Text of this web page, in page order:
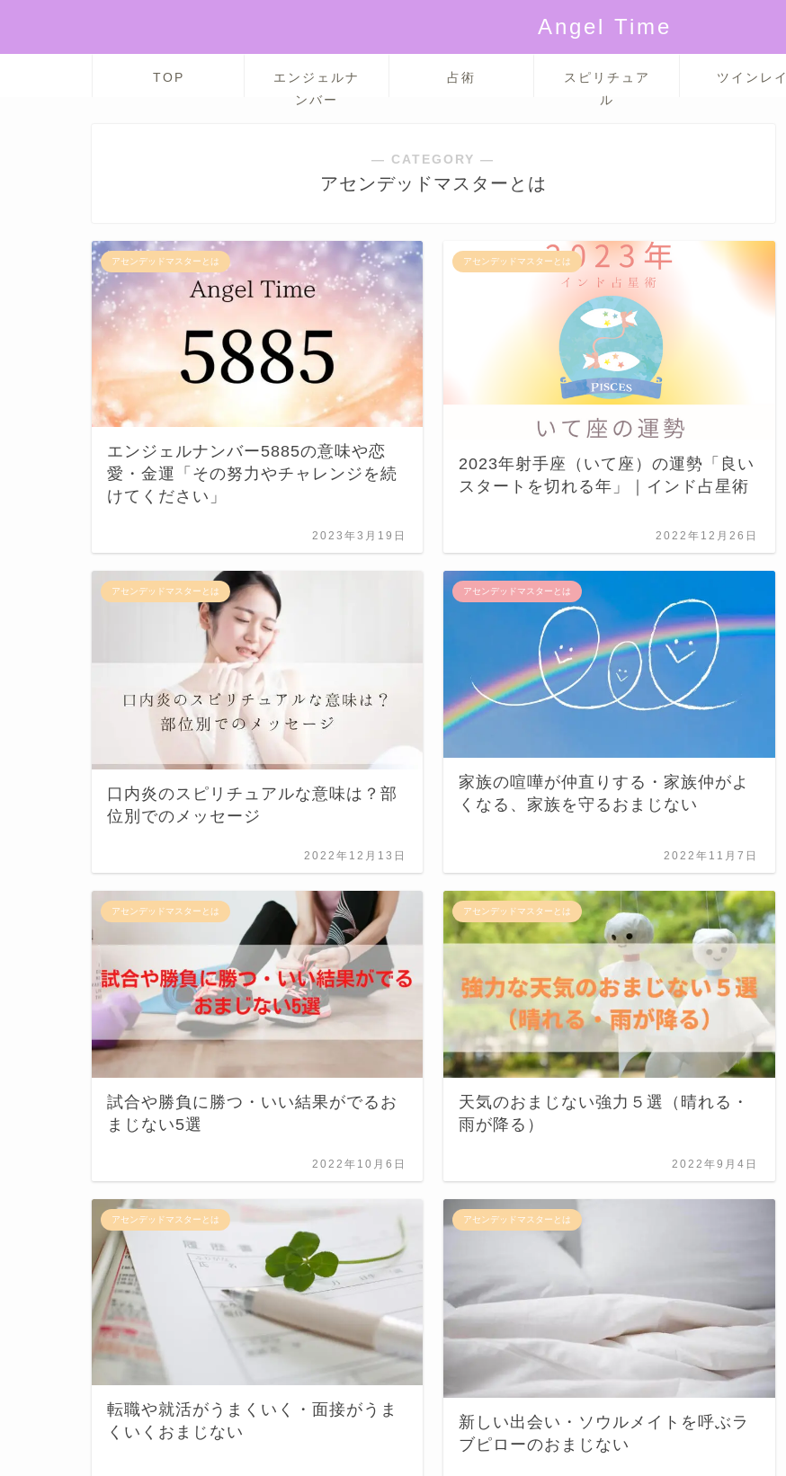
Angel Time
TOP
エンジェルナ
ンバー
占術
スピリチュア
ル
ツインレイ
― CATEGORY ―
アセンデッドマスターとは
アセンデッドマスターとは
エンジェルナンバー5885の意味や恋
愛・金運「その努力やチャレンジを続
けてください」
2023年3月19日
アセンデッドマスターとは
2023年射手座（いて座）の運勢「良い
スタートを切れる年」｜インド占星術
2022年12月26日
アセンデッドマスターとは
口内炎のスピリチュアルな意味は？部
位別でのメッセージ
2022年12月13日
アセンデッドマスターとは
家族の喧嘩が仲直りする・家族仲がよ
くなる、家族を守るおまじない
2022年11月7日
アセンデッドマスターとは
試合や勝負に勝つ・いい結果がでるお
まじない5選
2022年10月6日
アセンデッドマスターとは
天気のおまじない強力５選（晴れる・
雨が降る）
2022年9月4日
アセンデッドマスターとは
転職や就活がうまくいく・面接がうま
くいくおまじない
アセンデッドマスターとは
新しい出会い・ソウルメイトを呼ぶラ
ブピローのおまじない